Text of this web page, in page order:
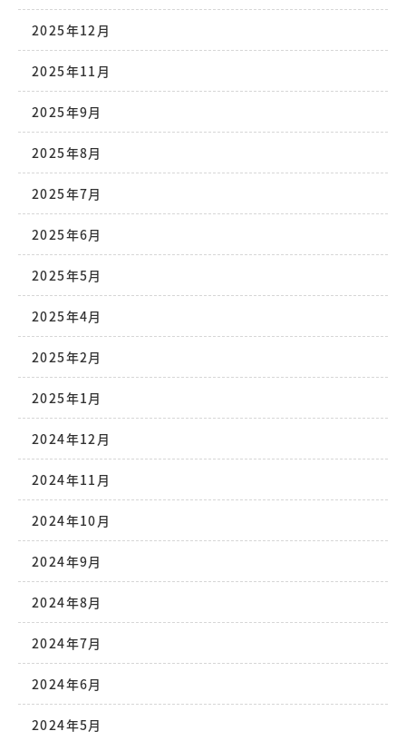
2025年12月
2025年11月
2025年9月
2025年8月
2025年7月
2025年6月
2025年5月
2025年4月
2025年2月
2025年1月
2024年12月
2024年11月
2024年10月
2024年9月
2024年8月
2024年7月
2024年6月
2024年5月